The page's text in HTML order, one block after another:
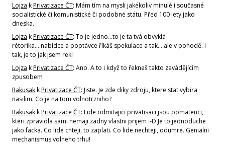
Lojza kPrivatizace ČT: Mám tím na mysli jakékoliv minulé i současné
socialistické či komunistické či podobné státu. Před 100 lety jako
dneska.
Lojza kPrivatizace ČT: To je jedno...to je ta tvá obvyklá
rétorika....nabídce a poptávce říkáš spekulace a tak....ale v pohodě. I
tak, je to jak jsem rekl
Lojza kPrivatizace ČT: Ano. A to i když to řekneš takto zavádějícím
zpusobem
RakusakkPrivatizace ČT: Jiste. Je zde diky zdroju, ktere stat vybira
nasilim. Co je na tom volnotrzniho?
RakusakkPrivatizace ČT: Lide odmitajici privatisaci jsou pomatenci,
kteri zpravidla sami nemaji zadny vlastni prijem :-D Je to jednoduche
jako facka. Co lide chteji, to zaplati. Co lide nechteji, odumre. Genialni
mechanismus volneho trhu!